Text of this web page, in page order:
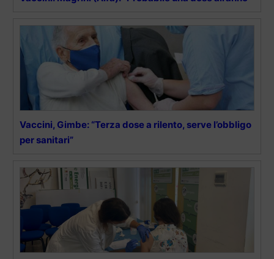
Vaccini, Gimbe: “Terza dose a rilento, serve l’obbligo
per sanitari”